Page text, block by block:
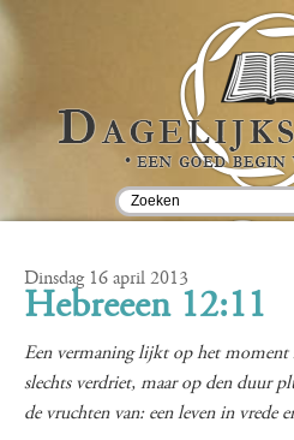
Dinsdag 16 april 2013
Hebreeen 12:11
Een vermaning lijkt op het moment
slechts verdriet, maar op den duur
de vruchten van: een leven in vrede